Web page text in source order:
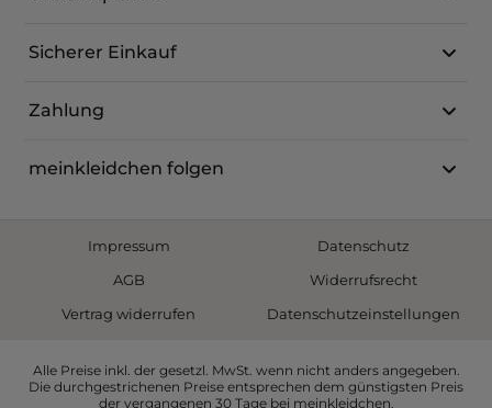
Sicherer Einkauf
Zahlung
meinkleidchen folgen
Impressum
Datenschutz
AGB
Widerrufsrecht
Vertrag widerrufen
Datenschutzeinstellungen
Alle Preise inkl. der gesetzl. MwSt. wenn nicht anders angegeben.
Die durchgestrichenen Preise entsprechen dem günstigsten Preis
der vergangenen 30 Tage bei meinkleidchen.